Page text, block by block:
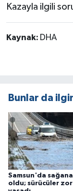
Kazayla ilgili
Kaynak: DHA
Bunlar da
Samsun'da
oldu; sürücüler